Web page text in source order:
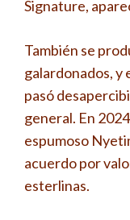
Signature,
También se
galardonados, y
pasó
general. En
espumoso
acuerdo por
esterlinas.